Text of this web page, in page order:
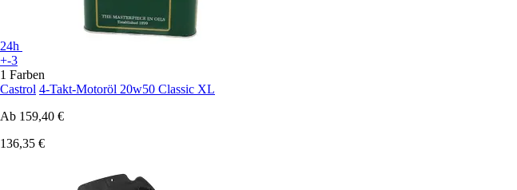
24h
+-3
1 Farben
Castrol 4-Takt-Motoröl 20w50 Classic XL
Ab 159,40 €
136,35 €